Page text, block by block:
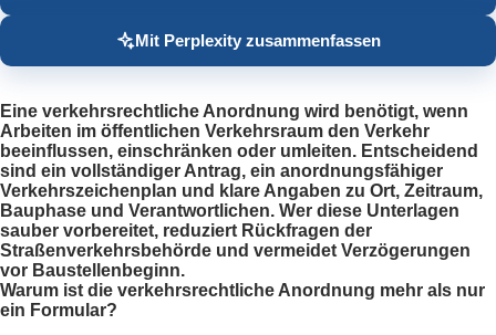
Mit Perplexity zusammenfassen
Eine verkehrsrechtliche Anordnung wird benötigt, wenn
Arbeiten im öffentlichen Verkehrsraum den Verkehr
beeinflussen, einschränken oder umleiten. Entscheidend
sind ein vollständiger Antrag, ein anordnungsfähiger
Verkehrszeichenplan und klare Angaben zu Ort, Zeitraum,
Bauphase und Verantwortlichen. Wer diese Unterlagen
sauber vorbereitet, reduziert Rückfragen der
Straßenverkehrsbehörde und vermeidet Verzögerungen
vor Baustellenbeginn.
Warum ist die verkehrsrechtliche Anordnung mehr als nur
ein Formular?